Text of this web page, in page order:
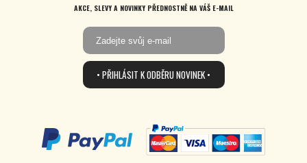
AKCE, SLEVY A NOVINKY PŘEDNOSTNĚ NA VÁŠ E-MAIL
• PŘIHLÁSIT K ODBĚRU NOVINEK •